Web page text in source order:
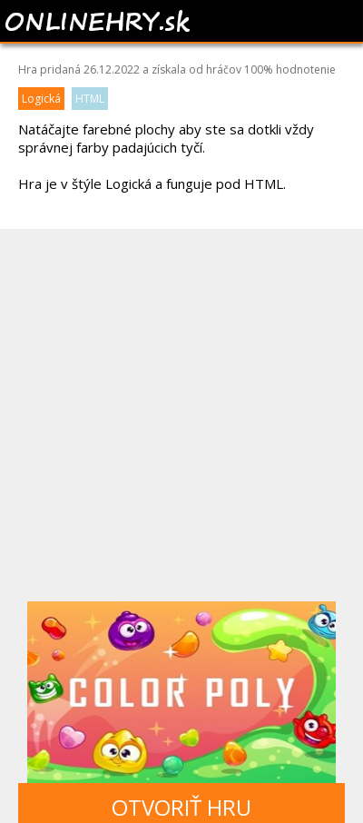
COLOR POLY
Hra pridaná 26.12.2022 a získala od hráčov 100% hodnotenie
Logická
HTML
Natáčajte farebné plochy aby ste sa dotkli vždy
správnej farby padajúcich tyčí.
Hra je v štýle Logická a funguje pod HTML.
OTVORIŤ HRU